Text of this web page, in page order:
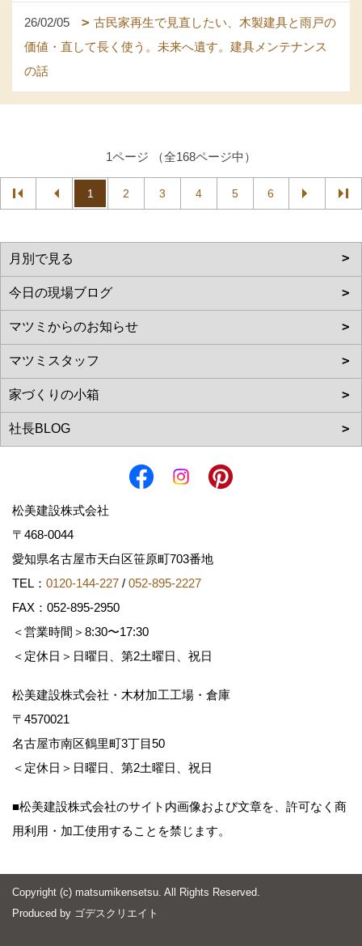
26/02/05
古民家再生で見直したい、木製建具と雨戸の
価値・直して長く使う。未来へ遺す。建具メンテナンス
の話
1ページ （全168ページ中）
1 2 3 4 5 6
松美建設株式会社
〒468-0044
愛知県名古屋市天白区笹原町703番地
TEL： 0120-144-227 / 052-895-2227
FAX：052-895-2950
＜営業時間＞8:30〜17:30
＜定休日＞日曜日、第2土曜日、祝日
松美建設株式会社・木材加工工場・倉庫
〒4570021
名古屋市南区鶴里町3丁目50
＜定休日＞日曜日、第2土曜日、祝日
■松美建設株式会社のサイト内画像および文章を、許可なく商
用利用・加工使用することを禁じます。
Copyright (c) matsumikensetsu. All Rights Reserved.
Produced by ゴデスクリエイト